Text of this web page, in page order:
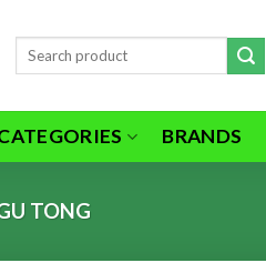
Search
BRANDS
TONG